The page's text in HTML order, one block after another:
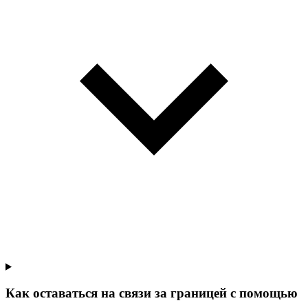
Как оставаться на связи за границей с помощью